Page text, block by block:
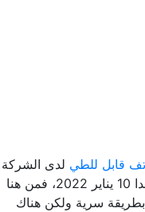
قابل للطي لدى الشركة
حيث من المتوقع أن يأتي الهاتف رسمياً غدا 10 يناير 2022، فمن هنا
سرية ولكن هناك